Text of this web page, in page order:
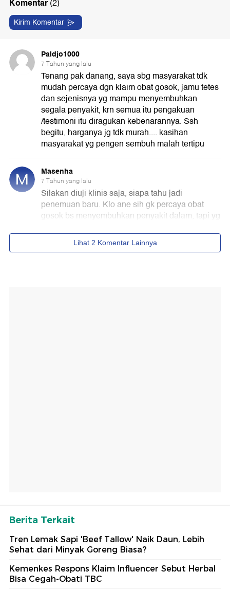
Berita Terkait
Tren Lemak Sapi 'Beef Tallow' Naik Daun, Lebih
Sehat dari Minyak Goreng Biasa?
Kemenkes Respons Klaim Influencer Sebut Herbal
Bisa Cegah-Obati TBC